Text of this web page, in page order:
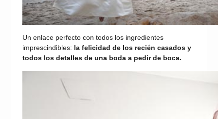
Un enlace perfecto con todos los ingredientes
imprescindibles: la felicidad de los recién casados y
todos los detalles de una boda a pedir de boca.